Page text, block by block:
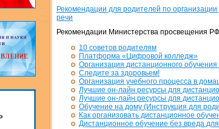
Рекомендации для родителей по
речи
Рекомендации Министерства просвещения
10 советов родителям
Платформа «Цифровой колледж»
Организация дистанционного
Следите за здоровьем!
Организация учебного процесса в
Лучшие он-лайн ресурсы для
Лучшие он-лайн ресурсы для
Обучение на дому (Инструкция для
Как организовать дистанционное
Дистанционное обучение без вреда